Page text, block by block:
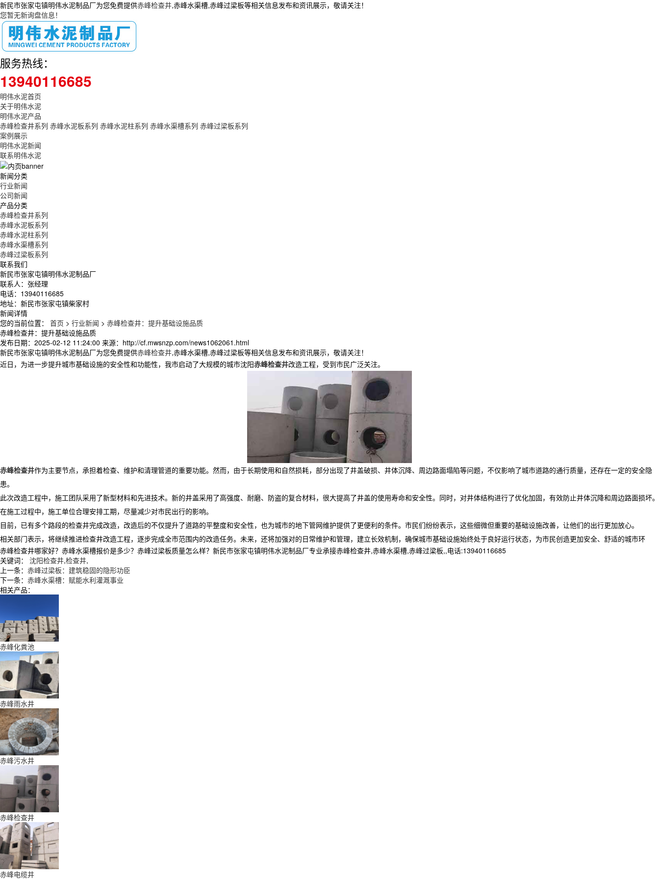
新民市张家屯镇明伟水泥制品厂为您免费提供赤峰检查井,赤峰水渠槽,赤峰过梁板等相关信息发布和资讯展示，敬请关注！
您暂无新询盘信息！
服务热线：
13940116685
明伟水泥首页
关于明伟水泥
明伟水泥产品
赤峰检查井系列 赤峰水泥板系列 赤峰水泥柱系列 赤峰水渠槽系列 赤峰过梁板系列
案例展示
明伟水泥新闻
联系明伟水泥
新闻分类
行业新闻
公司新闻
产品分类
赤峰检查井系列
赤峰水泥板系列
赤峰水泥柱系列
赤峰水渠槽系列
赤峰过梁板系列
联系我们
新民市张家屯镇明伟水泥制品厂
联系人：张经理
电话：13940116685
地址：新民市张家屯镇柴家村
新闻详情
您的当前位置： 首页 > 行业新闻 > 赤峰检查井：提升基础设施品质
赤峰检查井：提升基础设施品质
发布日期： 2025-02-12 11:24:00 来源： http://cf.mwsnzp.com/news1062061.html
新民市张家屯镇明伟水泥制品厂为您免费提供赤峰检查井,赤峰水渠槽,赤峰过梁板等相关信息发布和资讯展示，敬请关注！
近日，为进一步提升城市基础设施的安全性和功能性，我市启动了大规模的城市沈阳赤峰检查井改造工程，受到市民广泛关注。
赤峰检查井作为主要节点，承担着检查、维护和清理管道的重要功能。然而，由于长期使用和自然损耗，部分出现了井盖破损、井体沉降、周边路面塌陷等问题，不仅影响了城市道路的通行质量，还存在一定的安全隐
患。
此次改造工程中，施工团队采用了新型材料和先进技术。新的井盖采用了高强度、耐磨、防盗的复合材料，很大提高了井盖的使用寿命和安全性。同时，对井体结构进行了优化加固，有效防止井体沉降和周边路面损坏。
在施工过程中，施工单位合理安排工期，尽量减少对市民出行的影响。
目前，已有多个路段的检查井完成改造，改造后的不仅提升了道路的平整度和安全性，也为城市的地下管网维护提供了更便利的条件。市民们纷纷表示，这些细微但重要的基础设施改善，让他们的出行更加放心。
相关部门表示，将继续推进检查井改造工程，逐步完成全市范围内的改造任务。未来，还将加强对的日常维护和管理，建立长效机制，确保城市基础设施始终处于良好运行状态，为市民创造更加安全、舒适的城市环
赤峰检查井哪家好？赤峰水渠槽报价是多少？赤峰过梁板质量怎么样？新民市张家屯镇明伟水泥制品厂专业承接赤峰检查井,赤峰水渠槽,赤峰过梁板,,电话:13940116685
关键词： 沈阳检查井,检查井,
上一条： 赤峰过梁板：建筑稳固的隐形功臣
下一条： 赤峰水渠槽：赋能水利灌溉事业
相关产品：
赤峰化粪池
赤峰雨水井
赤峰污水井
赤峰检查井
赤峰电缆井